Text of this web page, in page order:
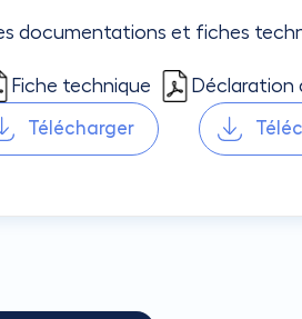
documentations et fiches
Fiche technique
Télécharger
Déclaration